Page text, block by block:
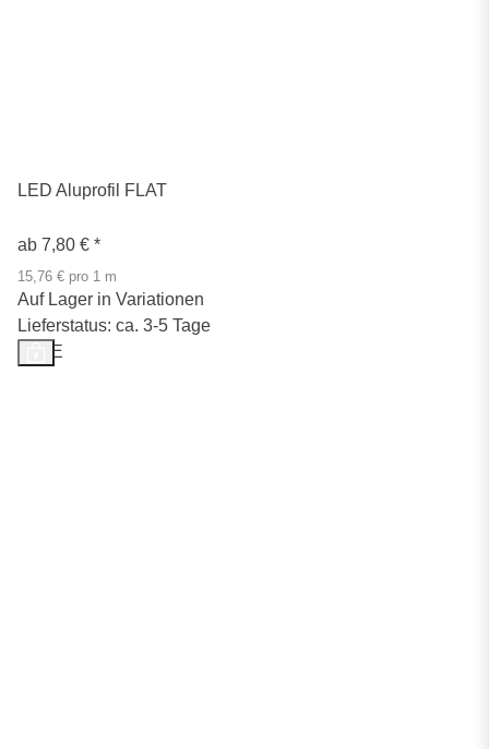
LED Aluprofil FLAT
ab 7,80 € *
15,76 € pro 1 m
Auf Lager in Variationen
Lieferstatus: ca. 3-5 Tage
SALE